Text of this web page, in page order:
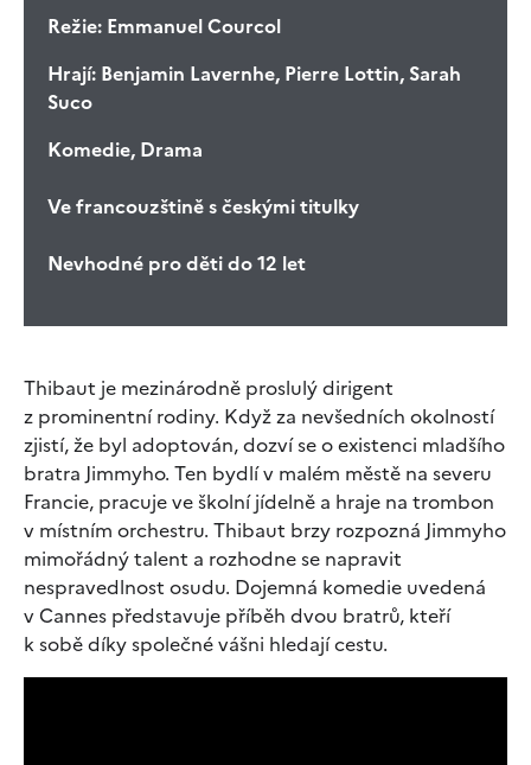
Režie: Emmanuel Courcol
Hrají: Benjamin Lavernhe, Pierre Lottin, Sarah
Suco
Komedie, Drama
Ve francouzštině s českými titulky
Nevhodné pro děti do 12 let
Thibaut je mezinárodně proslulý dirigent
z prominentní rodiny. Když za nevšedních okolností
zjistí, že byl adoptován, dozví se o existenci mladšího
bratra Jimmyho. Ten bydlí v malém městě na severu
Francie, pracuje ve školní jídelně a hraje na trombon
v místním orchestru. Thibaut brzy rozpozná Jimmyho
mimořádný talent a rozhodne se napravit
nespravedlnost osudu. Dojemná komedie uvedená
v Cannes představuje příběh dvou bratrů, kteří
k sobě díky společné vášni hledají cestu.